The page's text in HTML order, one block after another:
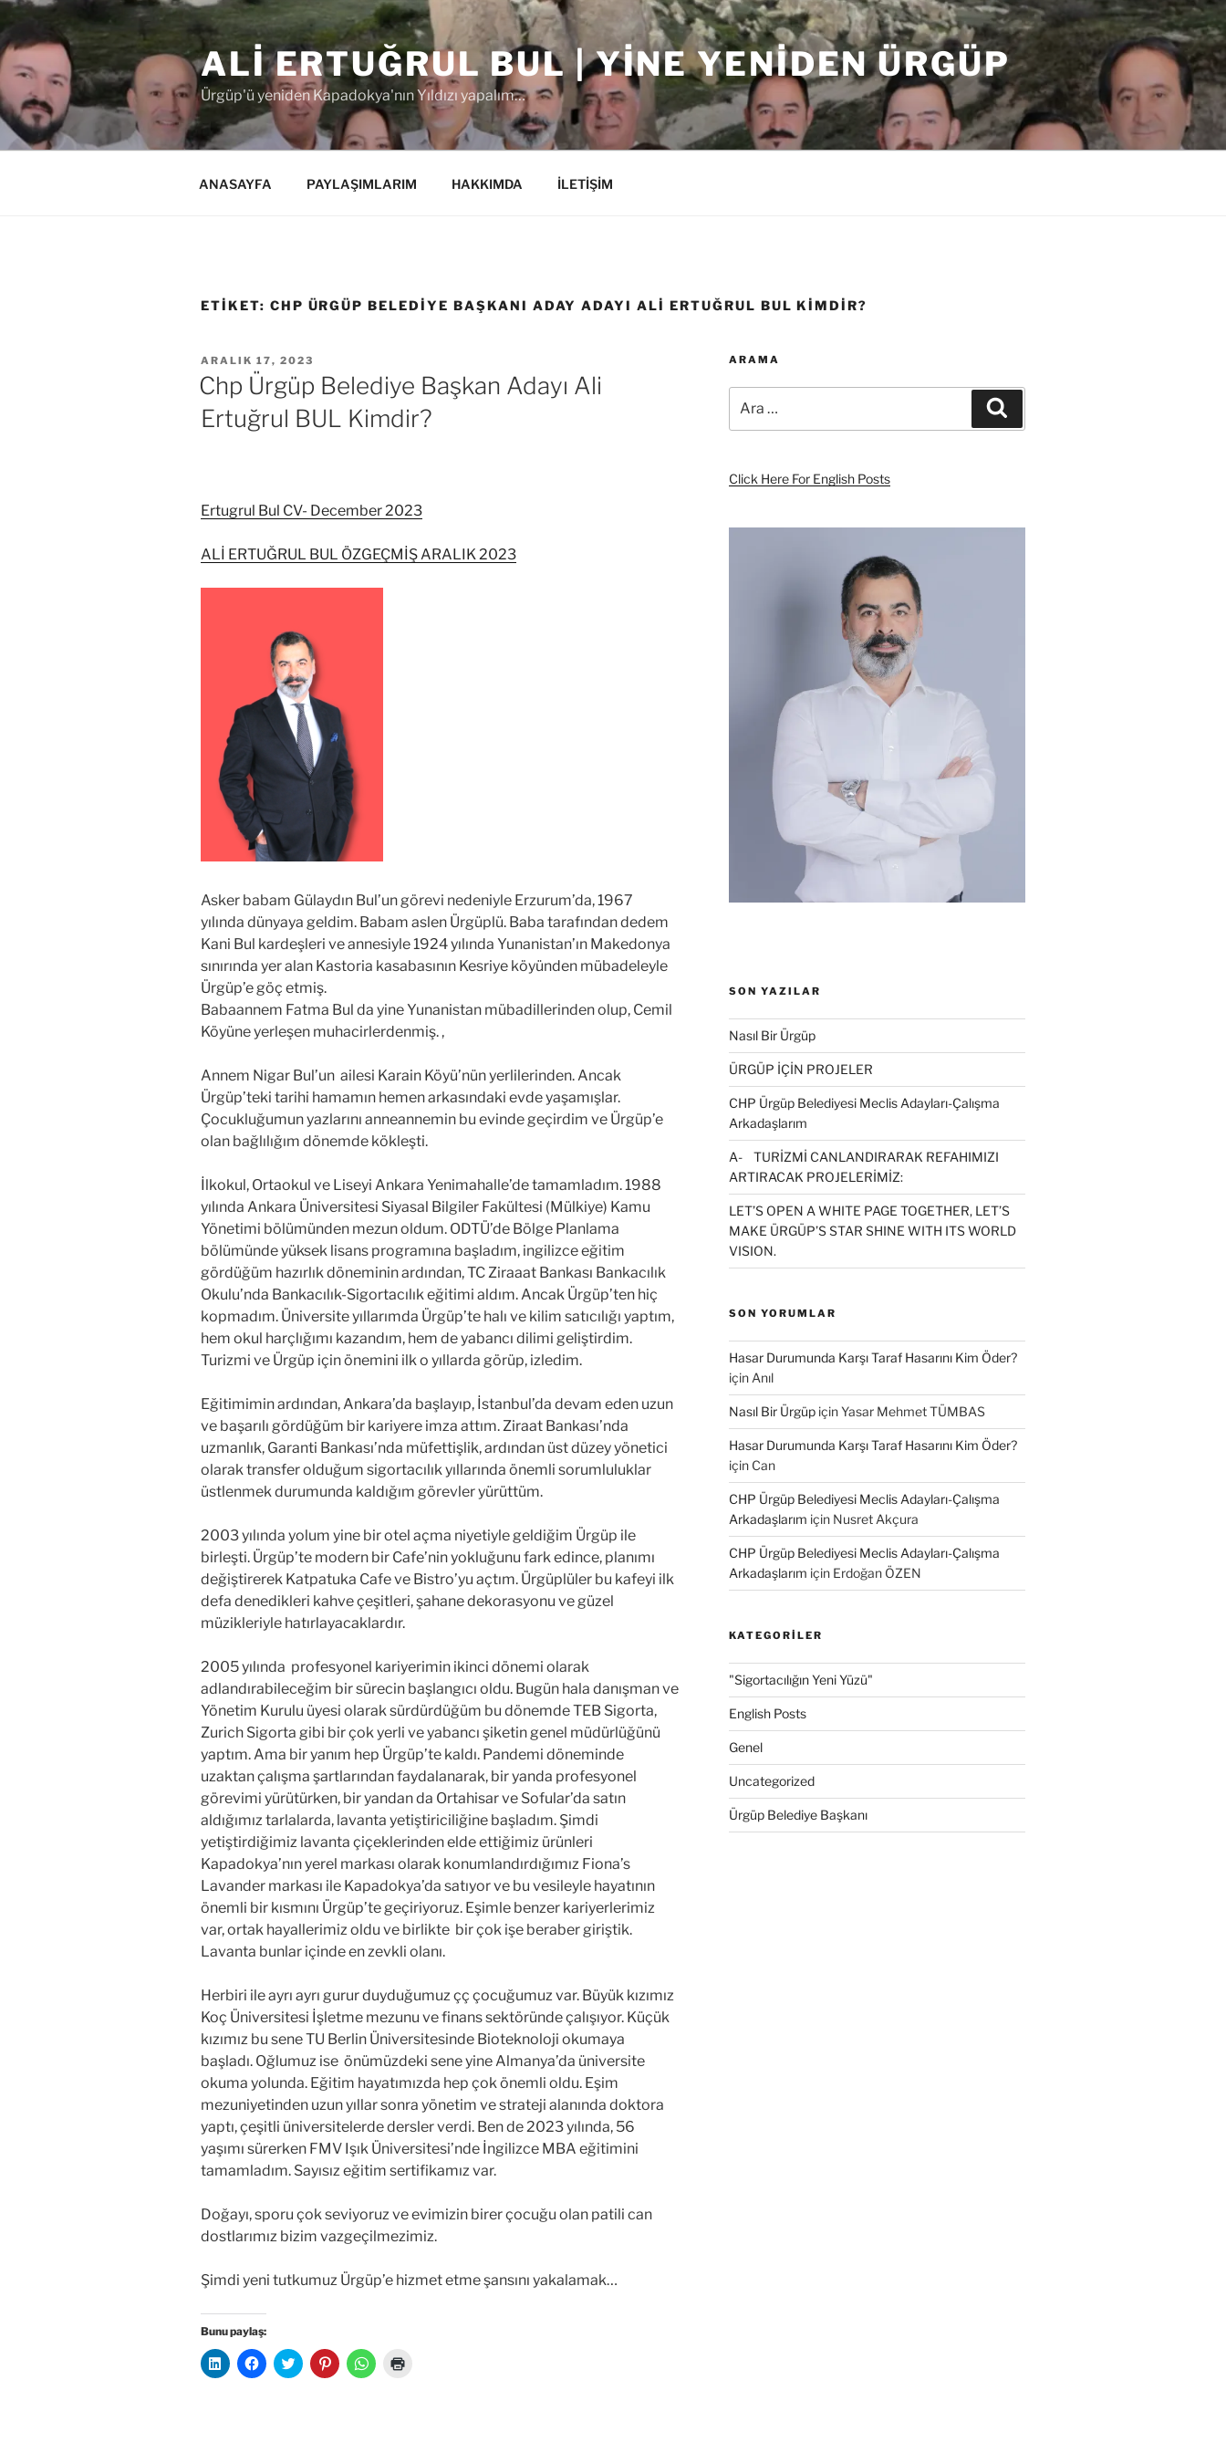
İçeriğe
geç
ALI ERTUĞRUL BUL | YINE YENIDEN ÜRGÜP
Ürgüp'ü yeniden Kapadokya'nın Yıldızı yapalım…
ANASAYFA PAYLAŞIMLARIM HAKKIMDA İLETİŞİM
ETIKET: CHP ÜRGÜP BELEDIYE BAŞKANI ADAY ADAYI ALI ERTUĞRUL BUL KIMDIR?
YAYIM
TARIHI
ARALIK 17, 2023
Chp Ürgüp Belediye Başkan Adayı Ali
Ertuğrul BUL Kimdir?
Ertugrul Bul CV- December 2023
ALİ ERTUĞRUL BUL ÖZGEÇMİŞ ARALIK 2023
Asker babam Gülaydın Bul’un görevi nedeniyle Erzurum’da, 1967
yılında dünyaya geldim. Babam aslen Ürgüplü. Baba tarafından dedem
Kani Bul kardeşleri ve annesiyle 1924 yılında Yunanistan’ın Makedonya
sınırında yer alan Kastoria kasabasının Kesriye köyünden mübadeleyle
Ürgüp’e göç etmiş.
Babaannem Fatma Bul da yine Yunanistan mübadillerinden olup, Cemil
Köyüne yerleşen muhacirlerdenmiş. ,
Annem Nigar Bul’un ailesi Karain Köyü’nün yerlilerinden. Ancak
Ürgüp’teki tarihi hamamın hemen arkasındaki evde yaşamışlar.
Çocukluğumun yazlarını anneannemin bu evinde geçirdim ve Ürgüp’e
olan bağlılığım dönemde kökleşti.
İlkokul, Ortaokul ve Liseyi Ankara Yenimahalle’de tamamladım. 1988
yılında Ankara Üniversitesi Siyasal Bilgiler Fakültesi (Mülkiye) Kamu
Yönetimi bölümünden mezun oldum. ODTÜ’de Bölge Planlama
bölümünde yüksek lisans programına başladım, ingilizce eğitim
gördüğüm hazırlık döneminin ardından, TC Ziraaat Bankası Bankacılık
Okulu’nda Bankacılık-Sigortacılık eğitimi aldım. Ancak Ürgüp’ten hiç
kopmadım. Üniversite yıllarımda Ürgüp’te halı ve kilim satıcılığı yaptım,
hem okul harçlığımı kazandım, hem de yabancı dilimi geliştirdim.
Turizmi ve Ürgüp için önemini ilk o yıllarda görüp, izledim.
Eğitimimin ardından, Ankara’da başlayıp, İstanbul’da devam eden uzun
ve başarılı gördüğüm bir kariyere imza attım. Ziraat Bankası’nda
uzmanlık, Garanti Bankası’nda müfettişlik, ardından üst düzey yönetici
olarak transfer olduğum sigortacılık yıllarında önemli sorumluluklar
üstlenmek durumunda kaldığım görevler yürüttüm.
2003 yılında yolum yine bir otel açma niyetiyle geldiğim Ürgüp ile
birleşti. Ürgüp’te modern bir Cafe’nin yokluğunu fark edince, planımı
değiştirerek Katpatuka Cafe ve Bistro’yu açtım. Ürgüplüler bu kafeyi ilk
defa denedikleri kahve çeşitleri, şahane dekorasyonu ve güzel
müzikleriyle hatırlayacaklardır.
2005 yılında profesyonel kariyerimin ikinci dönemi olarak
adlandırabileceğim bir sürecin başlangıcı oldu. Bugün hala danışman ve
Yönetim Kurulu üyesi olarak sürdürdüğüm bu dönemde TEB Sigorta,
Zurich Sigorta gibi bir çok yerli ve yabancı şiketin genel müdürlüğünü
yaptım. Ama bir yanım hep Ürgüp’te kaldı. Pandemi döneminde
uzaktan çalışma şartlarından faydalanarak, bir yanda profesyonel
görevimi yürütürken, bir yandan da Ortahisar ve Sofular’da satın
aldığımız tarlalarda, lavanta yetiştiriciliğine başladım. Şimdi
yetiştirdiğimiz lavanta çiçeklerinden elde ettiğimiz ürünleri
Kapadokya’nın yerel markası olarak konumlandırdığımız Fiona’s
Lavander markası ile Kapadokya’da satıyor ve bu vesileyle hayatının
önemli bir kısmını Ürgüp’te geçiriyoruz. Eşimle benzer kariyerlerimiz
var, ortak hayallerimiz oldu ve birlikte bir çok işe beraber giriştik.
Lavanta bunlar içinde en zevkli olanı.
Herbiri ile ayrı ayrı gurur duyduğumuz çç çocuğumuz var. Büyük kızımız
Koç Üniversitesi İşletme mezunu ve finans sektöründe çalışıyor. Küçük
kızımız bu sene TU Berlin Üniversitesinde Bioteknoloji okumaya
başladı. Oğlumuz ise önümüzdeki sene yine Almanya’da üniversite
okuma yolunda. Eğitim hayatımızda hep çok önemli oldu. Eşim
mezuniyetinden uzun yıllar sonra yönetim ve strateji alanında doktora
yaptı, çeşitli üniversitelerde dersler verdi. Ben de 2023 yılında, 56
yaşımı sürerken FMV Işık Üniversitesi’nde İngilizce MBA eğitimini
tamamladım. Sayısız eğitim sertifikamız var.
Doğayı, sporu çok seviyoruz ve evimizin birer çocuğu olan patili can
dostlarımız bizim vazgeçilmezimiz.
Şimdi yeni tutkumuz Ürgüp’e hizmet etme şansını yakalamak…
Bunu paylaş:
L
i
F
a
T
w
P
i
W
h
ARAMA
Click Here For English Posts
SON YAZILAR
Nasıl Bir Ürgüp
ÜRGÜP İÇİN PROJELER
CHP Ürgüp Belediyesi Meclis Adayları-Çalışma
Arkadaşlarım
A- TURİZMİ CANLANDIRARAK REFAHIMIZI
ARTIRACAK PROJELERİMİZ:
LET’S OPEN A WHITE PAGE TOGETHER, LET’S
MAKE ÜRGÜP’S STAR SHINE WITH ITS WORLD
VISION.
SON YORUMLAR
Hasar Durumunda Karşı Taraf Hasarını Kim Öder?
için Anıl
Nasıl Bir ÜrgüpiçinYasar Mehmet TÜMBAS
Hasar Durumunda Karşı Taraf Hasarını Kim Öder?
için Can
CHP Ürgüp Belediyesi Meclis Adayları-Çalışma
Arkadaşlarım için Nusret Akçura
CHP Ürgüp Belediyesi Meclis Adayları-Çalışma
Arkadaşlarım için Erdoğan ÖZEN
KATEGORILER
"Sigortacılığın Yeni Yüzü"
English Posts
Genel
Uncategorized
Ürgüp Belediye Başkanı